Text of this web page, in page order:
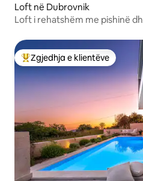
Loft në Dubrovnik
Loft i rehatshëm me pishinë
Më të mirat e zgjedhjeve të
Zgjedhja e klientëve